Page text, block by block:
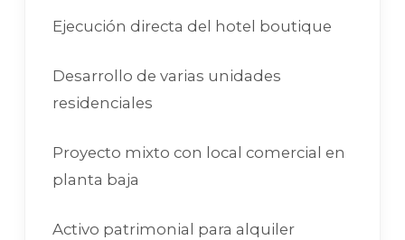
Ejecución directa del hotel boutique
Desarrollo de varias unidades
residenciales
Proyecto mixto con local comercial en
planta baja
Activo patrimonial para alquiler